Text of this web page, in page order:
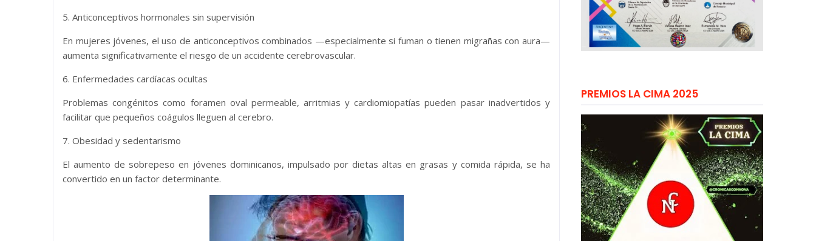
5. Anticonceptivos hormonales sin supervisión
En mujeres jóvenes, el uso de anticonceptivos combinados —especialmente si fuman o tienen migrañas con aura—
aumenta significativamente el riesgo de un accidente cerebrovascular.
6. Enfermedades cardíacas ocultas
Problemas congénitos como foramen oval permeable, arritmias y cardiomiopatías pueden pasar inadvertidos y
facilitar que pequeños coágulos lleguen al cerebro.
7. Obesidad y sedentarismo
El aumento de sobrepeso en jóvenes dominicanos, impulsado por dietas altas en grasas y comida rápida, se ha
convertido en un factor determinante.
PREMIOS LA CIMA 2025